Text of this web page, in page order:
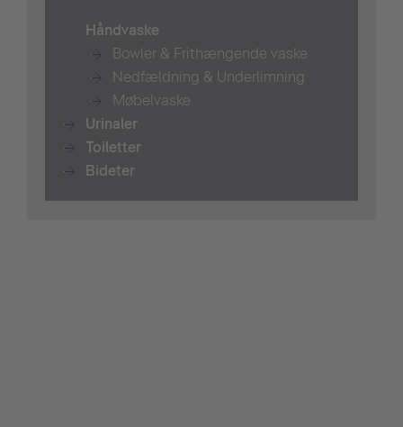
Håndvaske
Bowler & Frithængende vaske
Nedfældning & Underlimning
Møbelvaske
Urinaler
Toiletter
Bideter